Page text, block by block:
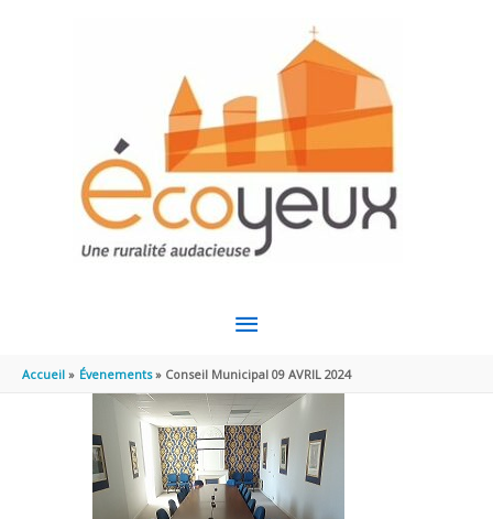
MENU
PRINCIPAL
Accueil Évenements Conseil Municipal 09 AVRIL 2024